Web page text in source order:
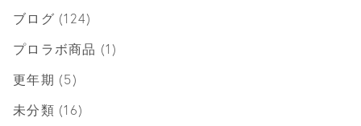
ブログ (124)
プロラボ商品 (1)
更年期 (5)
未分類 (16)